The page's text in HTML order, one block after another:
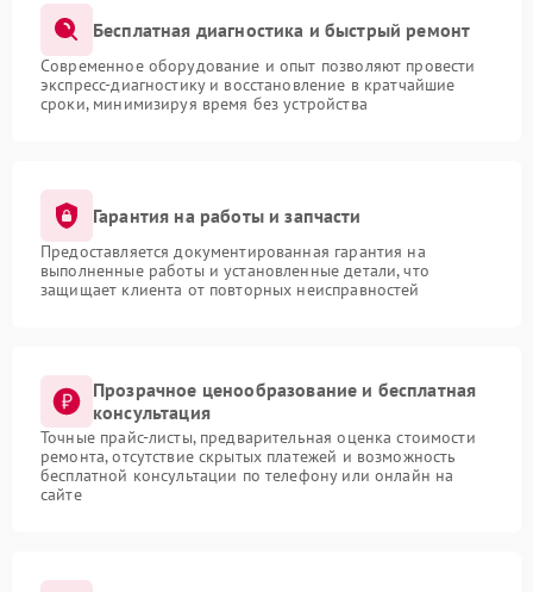
Бесплатная диагностика и быстрый ремонт
Современное оборудование и опыт позволяют провести
экспресс-диагностику и восстановление в кратчайшие
сроки, минимизируя время без устройства
Гарантия на работы и запчасти
Предоставляется документированная гарантия на
выполненные работы и установленные детали, что
защищает клиента от повторных неисправностей
Прозрачное ценообразование и бесплатная
консультация
Точные прайс-листы, предварительная оценка стоимости
ремонта, отсутствие скрытых платежей и возможность
бесплатной консультации по телефону или онлайн на
сайте